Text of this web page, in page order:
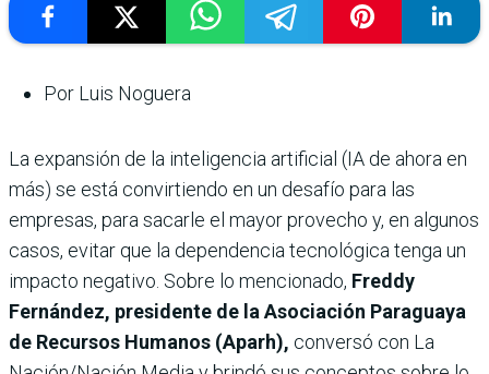
Por Luis Noguera
La expansión de la inteligencia artificial (IA de ahora en
más) se está convirtiendo en un desafío para las
empresas, para sacarle el mayor provecho y, en algunos
casos, evitar que la dependencia tecnológica tenga un
impacto negativo. Sobre lo mencionado, Freddy
Fernández, presidente de la Asociación Paraguaya
de Recursos Humanos (Aparh), conversó con La